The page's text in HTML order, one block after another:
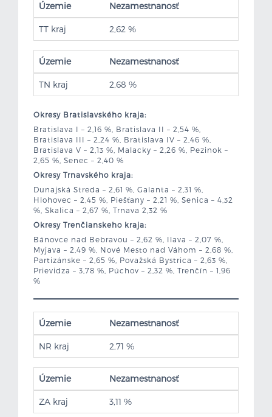
Územie Nezamestnanosť
TT kraj 2,62 %
Územie Nezamestnanosť
TN kraj 2,68 %
Okresy Bratislavského kraja:
Bratislava I – 2,16 %, Bratislava II – 2,54 %,
Bratislava III – 2,24 %, Bratislava IV – 2,46 %,
Bratislava V – 2,13 %, Malacky – 2,26 %, Pezinok –
2,65 %, Senec – 2,40 %
Okresy Trnavského kraja:
Dunajská Streda – 2,61 %, Galanta – 2,31 %,
Hlohovec – 2,45 %, Piešťany – 2,21 %, Senica – 4,32
%, Skalica – 2,67 %, Trnava 2,32 %
Okresy Trenčianskeho kraja:
Bánovce nad Bebravou – 2,62 %, Ilava – 2,07 %,
Myjava – 2,49 %, Nové Mesto nad Váhom – 2,68 %,
Partizánske – 2,65 %, Považská Bystrica – 2,63 %,
Prievidza – 3,78 %, Púchov – 2,32 %, Trenčín – 1,96
%
Územie Nezamestnanosť
NR kraj 2,71 %
Územie Nezamestnanosť
ZA kraj 3,11 %